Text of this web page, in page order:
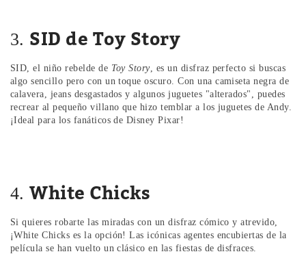
3. SID de Toy Story
SID, el niño rebelde de Toy Story, es un disfraz perfecto si buscas
algo sencillo pero con un toque oscuro. Con una camiseta negra de
calavera, jeans desgastados y algunos juguetes "alterados", puedes
recrear al pequeño villano que hizo temblar a los juguetes de Andy.
¡Ideal para los fanáticos de Disney Pixar!
4.White Chicks
Si quieres robarte las miradas con un disfraz cómico y atrevido,
¡White Chicks es la opción! Las icónicas agentes encubiertas de la
película se han vuelto un clásico en las fiestas de disfraces.